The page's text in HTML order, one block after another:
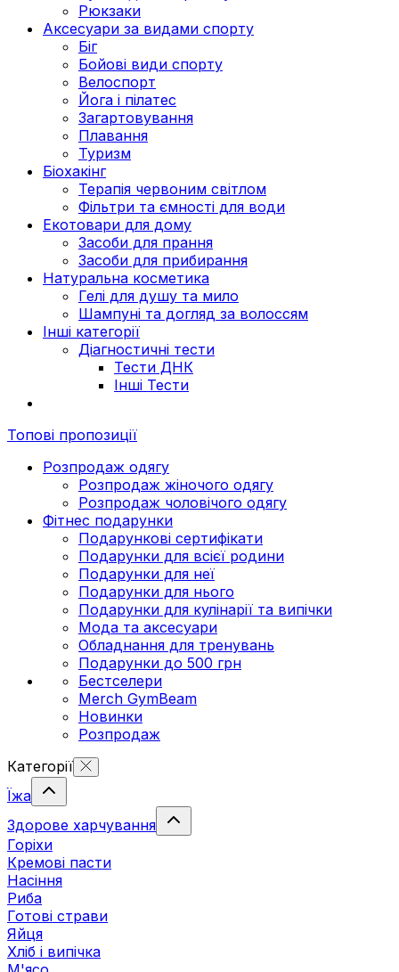
Рюкзаки
Аксесуари за видами спорту
Біг
Бойові види спорту
Велоспорт
Йога і пілатес
Загартовування
Плавання
Туризм
Біохакінг
Терапія червоним світлом
Фільтри та ємності для води
Екотовари для дому
Засоби для прання
Засоби для прибирання
Натуральна косметика
Гелі для душу та мило
Шампуні та догляд за волоссям
Інші категорії
Діагностичні тести
Тести ДНК
Інші Тести
Топові пропозиції
Розпродаж одягу
Розпродаж жіночого одягу
Розпродаж чоловічого одягу
Фітнес подарунки
Подарункові сертифікати
Подарунки для всієї родини
Подарунки для неї
Подарунки для нього
Подарунки для кулінарії та випічки
Мода та аксесуари
Обладнання для тренувань
Подарунки до 500 грн
Бестселери
Merch GymBeam
Новинки
Розпродаж
Категорії
Їжа
Здорове харчування
Горіхи
Кремові пасти
Насіння
Риба
Готові страви
Яйця
Хліб і випічка